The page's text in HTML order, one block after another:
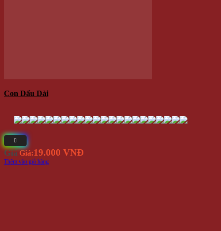
Con Dấu Dài
GiáGiá:19.000 VNĐ
Thêm vào giỏ hàng